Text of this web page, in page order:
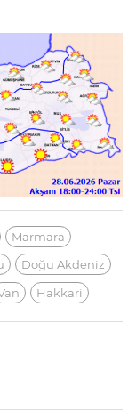
Marmara
Doğu Akdeniz
Hakkari